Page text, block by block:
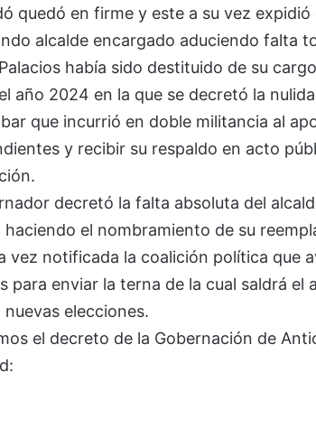
quedó en firme y este a su vez
alcalde encargado aduciendo falta
había sido destituido de su
año 2024 en la que se decretó la
que incurrió en doble militancia al
y recibir su respaldo en acto
decretó la falta absoluta del
haciendo el nombramiento de su
vez notificada la coalición política que
para enviar la terna de la cual saldrá el
nuevas elecciones.
el decreto de la Gobernación de